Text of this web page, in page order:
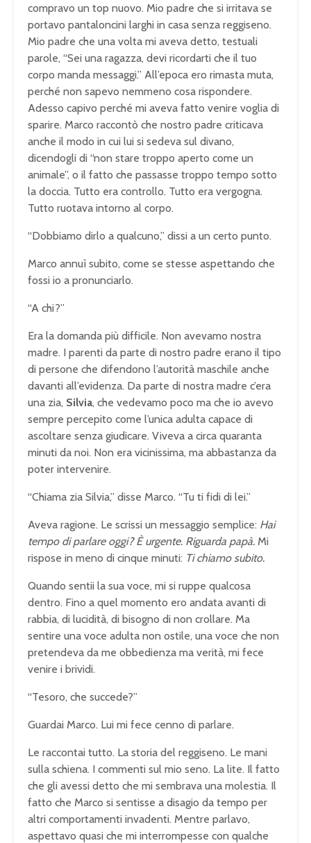
compravo un top nuovo. Mio padre che si irritava se
portavo pantaloncini larghi in casa senza reggiseno.
Mio padre che una volta mi aveva detto, testuali
parole, “Sei una ragazza, devi ricordarti che il tuo
corpo manda messaggi.” All’epoca ero rimasta muta,
perché non sapevo nemmeno cosa rispondere.
Adesso capivo perché mi aveva fatto venire voglia di
sparire. Marco raccontò che nostro padre criticava
anche il modo in cui lui si sedeva sul divano,
dicendogli di “non stare troppo aperto come un
animale”, o il fatto che passasse troppo tempo sotto
la doccia. Tutto era controllo. Tutto era vergogna.
Tutto ruotava intorno al corpo.
“Dobbiamo dirlo a qualcuno,” dissi a un certo punto.
Marco annuì subito, come se stesse aspettando che
fossi io a pronunciarlo.
“A chi?”
Era la domanda più difficile. Non avevamo nostra
madre. I parenti da parte di nostro padre erano il tipo
di persone che difendono l’autorità maschile anche
davanti all’evidenza. Da parte di nostra madre c’era
una zia, Silvia, che vedevamo poco ma che io avevo
sempre percepito come l’unica adulta capace di
ascoltare senza giudicare. Viveva a circa quaranta
minuti da noi. Non era vicinissima, ma abbastanza da
poter intervenire.
“Chiama zia Silvia,” disse Marco. “Tu ti fidi di lei.”
Aveva ragione. Le scrissi un messaggio semplice: Hai
tempo di parlare oggi? È urgente. Riguarda papà. Mi
rispose in meno di cinque minuti: Ti chiamo subito.
Quando sentii la sua voce, mi si ruppe qualcosa
dentro. Fino a quel momento ero andata avanti di
rabbia, di lucidità, di bisogno di non crollare. Ma
sentire una voce adulta non ostile, una voce che non
pretendeva da me obbedienza ma verità, mi fece
venire i brividi.
“Tesoro, che succede?”
Guardai Marco. Lui mi fece cenno di parlare.
Le raccontai tutto. La storia del reggiseno. Le mani
sulla schiena. I commenti sul mio seno. La lite. Il fatto
che gli avessi detto che mi sembrava una molestia. Il
fatto che Marco si sentisse a disagio da tempo per
altri comportamenti invadenti. Mentre parlavo,
aspettavo quasi che mi interrompesse con qualche